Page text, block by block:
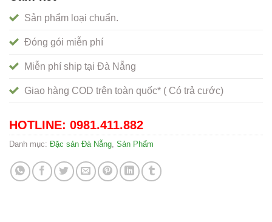
Sản phẩm loại chuẩn.
Đóng gói miễn phí
Miễn phí ship tại Đà Nẵng
Giao hàng COD trên toàn quốc* ( Có trả cước)
HOTLINE: 0981.411.882
Danh mục: Đặc sản Đà Nẵng, Sản Phẩm